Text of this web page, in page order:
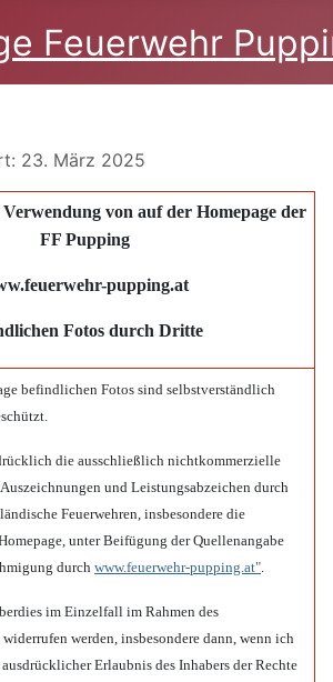
23. März 2025
von auf der Homepage der
FF Pupping
pupping.at
Fotos durch Dritte
befindlichen Fotos sind selbstverständlich
die ausschließlich nichtkommerzielle
und Leistungsabzeichen durch
Feuerwehren, insbesondere die
unter Beifügung der Quellenangabe
durch www.feuerwehr-pupping.at".
im Einzelfall im Rahmen des
werden, insbesondere dann, wenn ich
Erlaubnis des Inhabers der Rechte